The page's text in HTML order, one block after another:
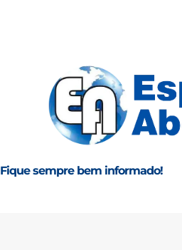
Fique sempre bem informado!